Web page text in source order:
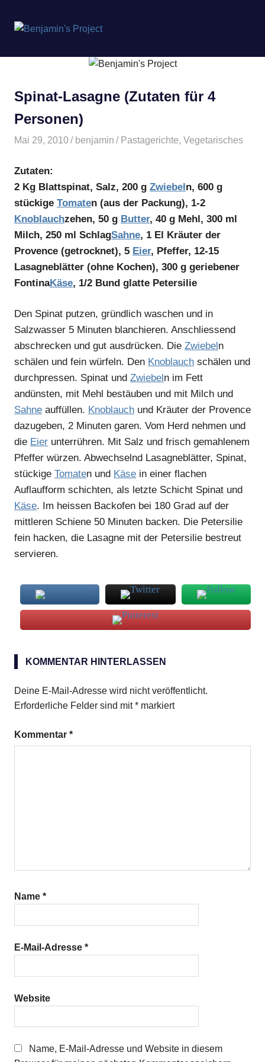
springen
Project
Spinat-Lasagne (Zutaten für 4
Personen)
Mai 29, 2010 benjamin Pastagerichte,Vegetarisches
Zutaten:
2 Kg Blattspinat, Salz, 200 g Zwiebeln, 600 g
stückige Tomaten (aus der Packung), 1-2
Knoblauchzehen, 50 g Butter, 40 g Mehl, 300 ml
Milch, 250 ml SchlagSahne, 1 El Kräuter der
Provence (getrocknet), 5 Eier, Pfeffer, 12-15
Lasagneblätter (ohne Kochen), 300 g geriebener
FontinaKäse, 1/2 Bund glatte Petersilie
Den Spinat putzen, gründlich waschen und in
Salzwasser 5 Minuten blanchieren. Anschliessend
abschrecken und gut ausdrücken. Die Zwiebeln
schälen und fein würfeln. Den Knoblauch schälen und
durchpressen. Spinat und Zwiebeln im Fett
andünsten, mit Mehl bestäuben und mit Milch und
Sahne auffüllen. Knoblauch und Kräuter der Provence
dazugeben, 2 Minuten garen. Vom Herd nehmen und
die Eier unterrühren. Mit Salz und frisch gemahlenem
Pfeffer würzen. Abwechselnd Lasagneblätter, Spinat,
stückige Tomaten und Käse in einer flachen
Auflaufform schichten, als letzte Schicht Spinat und
Käse. Im heissen Backofen bei 180 Grad auf der
mittleren Schiene 50 Minuten backen. Die Petersilie
fein hacken, die Lasagne mit der Petersilie bestreut
servieren.
Lasagne
KOMMENTAR HINTERLASSEN
Deine E-Mail-Adresse wird nicht veröffentlicht.
Erforderliche Felder sind mit* markiert
Kommentar *
Name *
E-Mail-Adresse *
Website
Name, E-Mail-Adresse und Website in diesem